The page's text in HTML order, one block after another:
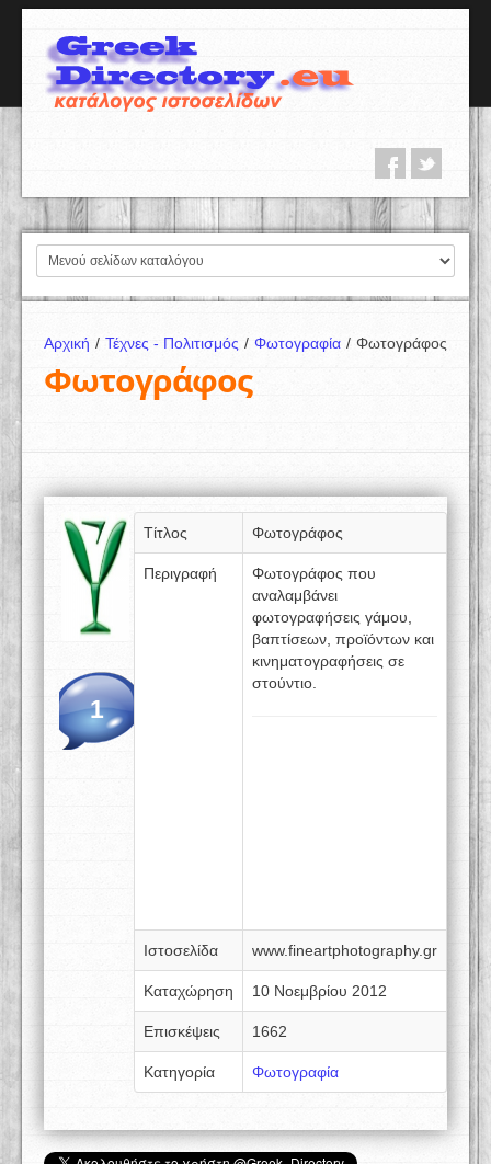
Αρχική / Τέχνες - Πολιτισμός / Φωτογραφία / Φωτογράφος
Φωτογράφος
1
Τίτλος Φωτογράφος
Περιγραφή
Φωτογράφος που
αναλαμβάνει
φωτογραφήσεις γάμου,
βαπτίσεων, προϊόντων και
κινηματογραφήσεις σε
στούντιο.
Ιστοσελίδα www.fineartphotography.gr
Καταχώρηση 10 Νοεμβρίου 2012
Επισκέψεις 1662
Κατηγορία Φωτογραφία